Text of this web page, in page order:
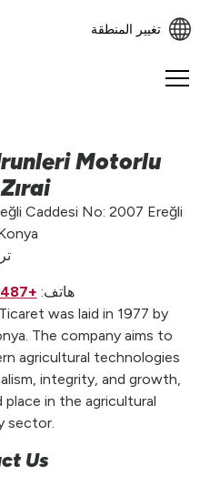
تغيير المنطقة
Motorlu
Caddesi No: 2007 Ereğli
هاتف: +905339200487
was laid in 1977 by
The company aims to
agricultural technologies
integrity, and growth,
in the agricultural
sector.
Us